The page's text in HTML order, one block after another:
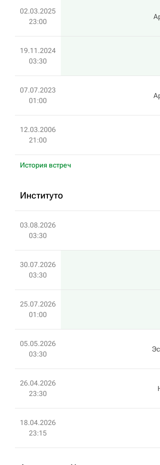
02.03.2025
23:00
19.11.2024
03:30
07.07.2023
01:00
12.03.2006
21:00
История встреч
Институто
03.08.2026
03:30
30.07.2026
03:30
25.07.2026
01:00
05.05.2026
03:30
26.04.2026
23:30
18.04.2026
23:15